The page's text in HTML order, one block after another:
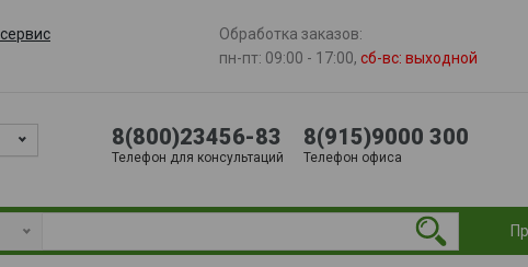
Обработка заказов:
пн-пт: 09:00 - 17:00, сб-вс: выходной
8(800)23456-83
Телефон для консультаций
8(915)9000 300
Телефон офиса